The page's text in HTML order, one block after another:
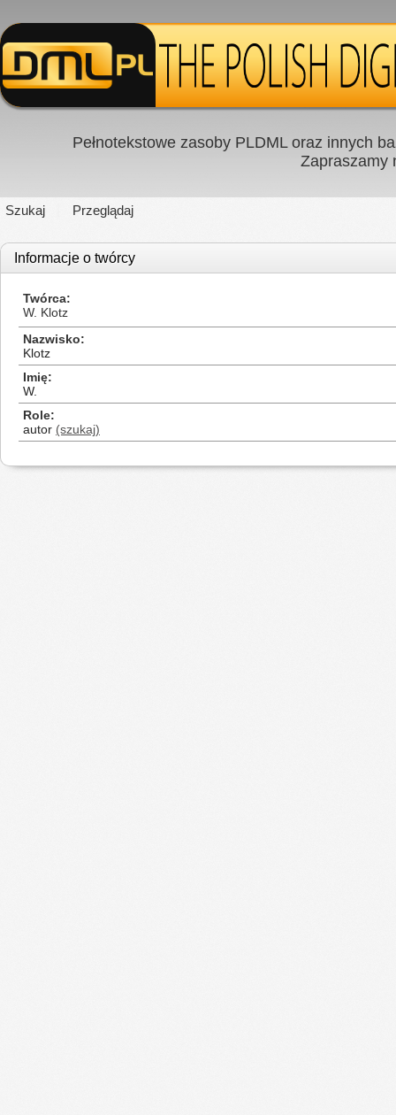
Pełnotekstowe zasoby PLDML oraz innych
Zapraszamy
Szukaj Przeglądaj
Informacje o twórcy
Twórca
W. Klotz
Nazwisko
Klotz
Imię
W.
Role
autor (szukaj)